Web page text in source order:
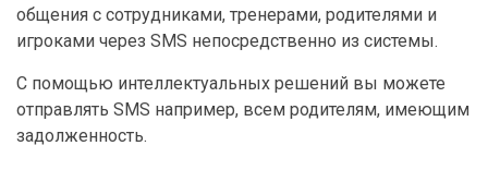
общения с сотрудниками, тренерами, родителями и
игроками через SMS непосредственно из системы.
С помощью интеллектуальных решений вы можете
отправлять SMS например, всем родителям, имеющим
задолженность.